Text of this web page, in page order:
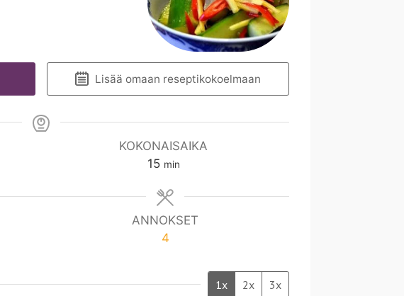
Lisää omaan reseptikokoelmaan
KOKONAISAIKA
15m
n
min
ANNOKSET
4
1x 2x 3x